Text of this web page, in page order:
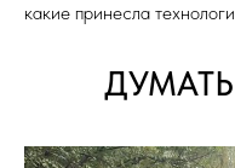
какие принесла